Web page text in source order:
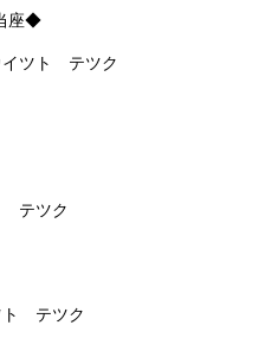
座◆
ツト テツク
テツク
テツク